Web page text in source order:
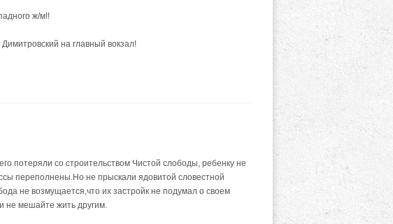
ж/м!!
на главный вокзал!
потеряли со строительством Чистой слободы, ребенку не
переполнены.Но не прыскали ядовитой словестной
не возмущается,что их застройк не подумал о своем
не мешайте жить другим.